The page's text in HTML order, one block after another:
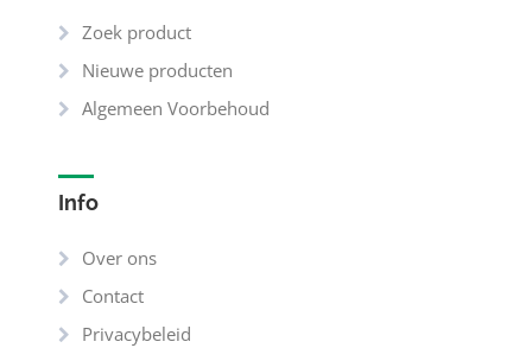
Zoek product
Nieuwe producten
Algemeen Voorbehoud
Info
Over ons
Contact
Privacybeleid